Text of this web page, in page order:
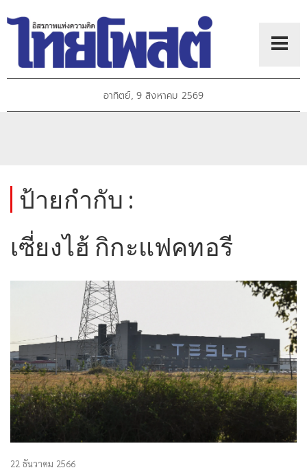
อาทิตย์, 9 สิงหาคม 2569
ป้ายกำกับ :
เซี่ยงไฮ้ กิกะแฟคทอรี
22 ธันวาคม 2566